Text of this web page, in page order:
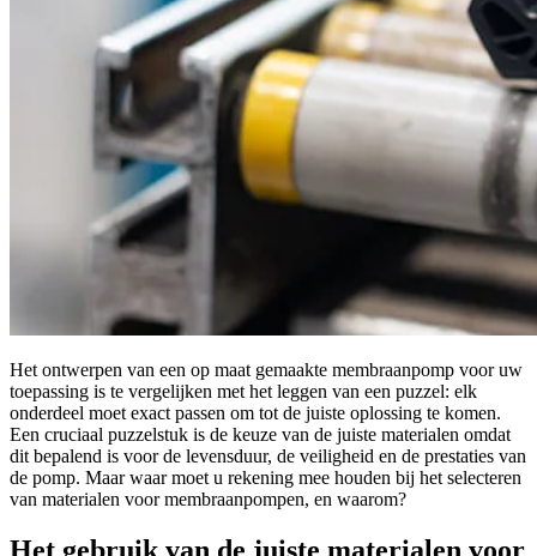
Het ontwerpen van een op maat gemaakte membraanpomp voor uw
toepassing is te vergelijken met het leggen van een puzzel: elk
onderdeel moet exact passen om tot de juiste oplossing te komen.
Een cruciaal puzzelstuk is de keuze van de juiste materialen omdat
dit bepalend is voor de levensduur, de veiligheid en de prestaties van
de pomp. Maar waar moet u rekening mee houden bij het selecteren
van materialen voor membraanpompen, en waarom?
Het gebruik van de juiste materialen voor